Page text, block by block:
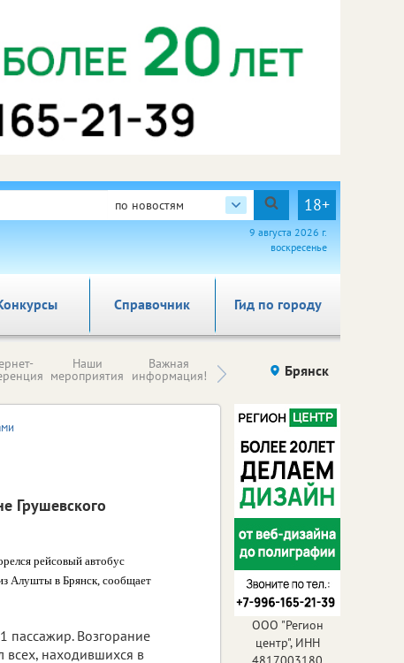
по новостям 18+
9 августа 2026 г.
воскресенье
Справочник Гид по городу
Наши
мероприятия
Важная
информация! Происшествия Здоровье
Брянск
Грушевского
рейсовый автобус
Алушты в Брянск, сообщает
пассажир. Возгорание
всех, находившихся в
ООО "Регион
центр", ИНН